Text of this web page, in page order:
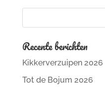
Recente berichten
Kikkerverzuipen 2026
Tot de Bojum 2026